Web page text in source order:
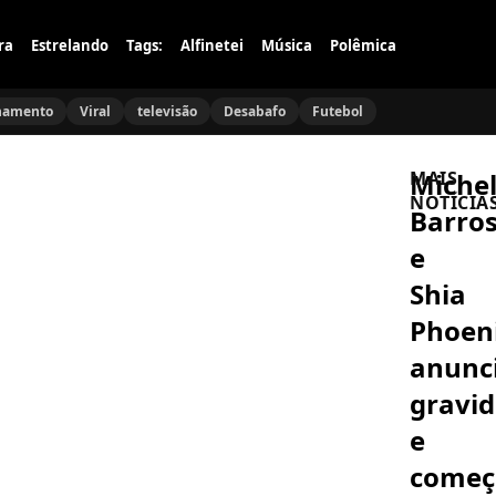
Estrelando Tags: Alfinetei Música Polêmica
Viral televisão Desabafo Futebol
e
Shia
e
MAIS
A
CASA
DO
PATRÃO
da
Casa
do
explode
podcast
causa
CULTURA
World
Cosplay
Summit
chega
com